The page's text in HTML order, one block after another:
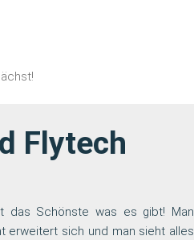
Flytech
das Schönste was es gibt! Man
erweitert sich und man sieht alles